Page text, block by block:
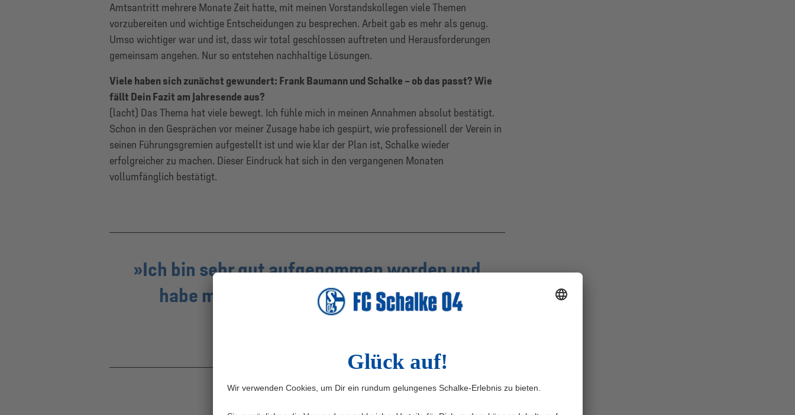
Amtsantritt mehrere Monate Zeit hatte, mit meinen Vorstandskollegen viele Themen
vorzubereiten und wichtige Entscheidungen zu besprechen. Arbeit gab es mehr als genug.
Umso wichtiger war und ist, dass wir total geschlossen auftreten und Herausforderungen
gemeinsam angehen. Nur so entstehen nachhaltige Lösungen.
Viele haben sich zunächst gewundert: Frank Baumann und Schalke – ob das passt? Wie
fällt Dein Fazit am Jahresende aus?
(lacht) Das Thema hat viele bewegt. Ich fühle mich in meinen Annahmen absolut bestätigt.
Schon in den Gesprächen vor meiner Zusage habe ich gespürt, wie professionell der Verein in
seinen Führungsgremien aufgestellt ist und wie klar der Plan ist, Schalke wieder
erfolgreicher zu machen. Dieser Eindruck hat sich in den vergangenen Monaten
vollumfänglich bestätigt.
Ich bin sehr gut aufgenommen worden und
habe mich schnell heimisch gefühlt.